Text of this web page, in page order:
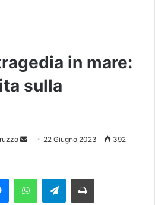
in mare:
sulla
a
22 Giugno 2023 392
Telegram